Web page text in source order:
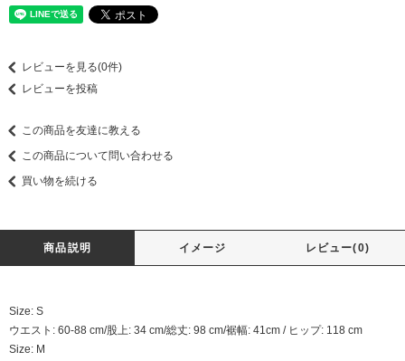
レビューを見る(0件)
レビューを投稿
この商品を友達に教える
この商品について問い合わせる
買い物を続ける
商品説明 イメージ レビュー(0)
Size: S
ウエスト: 60-88 cm/股上: 34 cm/総丈: 98 cm/裾幅: 41cm / ヒップ: 118 cm
Size: M